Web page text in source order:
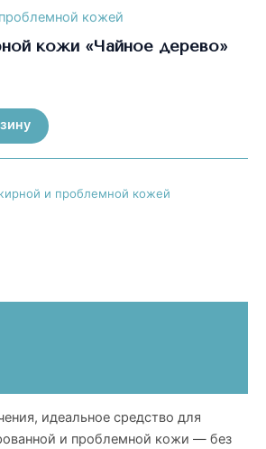
кожей
кожи «Чайное дерево»
и проблемной кожей
идеальное средство для
и проблемной кожи — без